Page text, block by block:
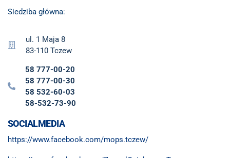
Siedziba główna:
ul. 1 Maja 8
83-110 Tczew
58 777-00-20
58 777-00-30
58 532-60-03
58-532-73-90
SOCIALMEDIA
https://www.facebook.com/mops.tczew/